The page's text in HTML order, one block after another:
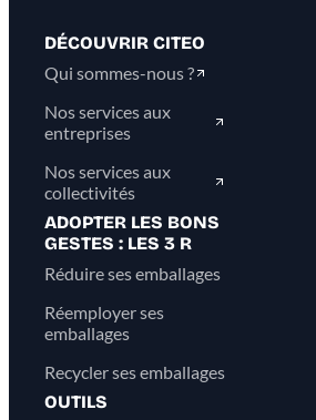
DÉCOUVRIR CITEO
Qui sommes-nous ?
Nos services aux
entreprises
Nos services aux
collectivités
ADOPTER LES BONS
GESTES : LES 3 R
Réduire ses emballages
Réemployer ses
emballages
Recycler ses emballages
OUTILS